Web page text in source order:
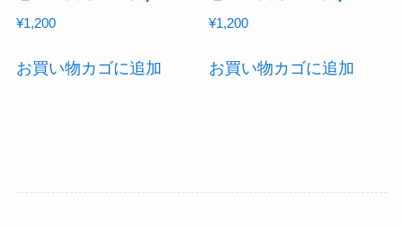
¥1,200
お買い物カゴに追加
¥1,200
お買い物カゴに追加